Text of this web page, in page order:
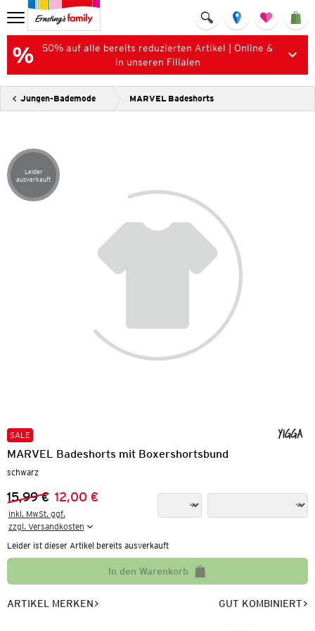
50% auf alle bereits reduzierten Artikel | Online &
in unseren Filialen
Jungen-Bademode MARVEL Badeshorts
Artikel leider ausverkauft
Leider
ausverkauft
SALE
MARVEL Badeshorts mit Boxershortsbund
schwarz
Vorheriger Preis:
15,99 €
Neuer Preis:
12,00 €
inkl. MwSt. ggf.
zzgl. Versandkosten
Leider ist dieser Artikel bereits ausverkauft
In den Warenkorb
ARTIKEL MERKEN GUT KOMBINIERT